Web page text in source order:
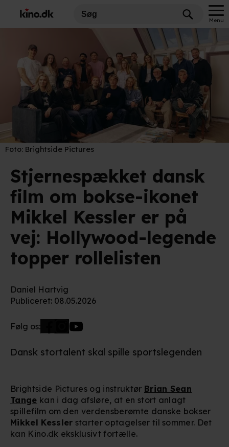
Menu
Foto: Brightside Pictures
Stjernespækket dansk
film om bokse-ikonet
Mikkel Kessler er på
vej: Hollywood-legende
topper rollelisten
Daniel Hartvig
Publiceret: 08.05.2026
Følg os:
Dansk stortalent skal spille sportslegenden
Brightside Pictures og instruktør Brian Sean
Tange kan i dag afsløre, at en stort anlagt
spillefilm om den verdensberømte danske bokser
Mikkel Kessler starter optagelser til sommer. Det
kan Kino.dk eksklusivt fortælle.